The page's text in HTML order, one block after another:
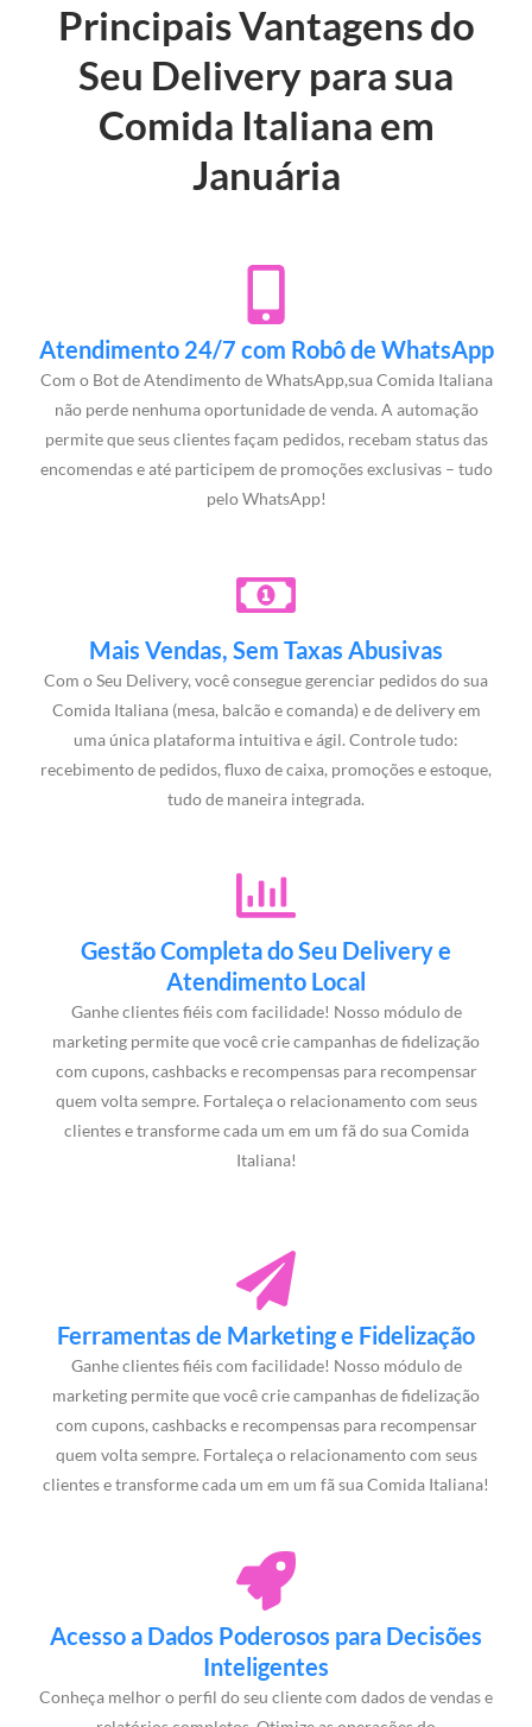
Principais Vantagens do
Seu Delivery para sua
Comida Italiana em
Januária
Atendimento 24/7 com Robô de WhatsApp
Com o Bot de Atendimento de WhatsApp,sua Comida Italiana
não perde nenhuma oportunidade de venda. A automação
permite que seus clientes façam pedidos, recebam status das
encomendas e até participem de promoções exclusivas – tudo
pelo WhatsApp!
Mais Vendas, Sem Taxas Abusivas
Com o Seu Delivery, você consegue gerenciar pedidos do sua
Comida Italiana (mesa, balcão e comanda) e de delivery em
uma única plataforma intuitiva e ágil. Controle tudo:
recebimento de pedidos, fluxo de caixa, promoções e estoque,
tudo de maneira integrada.
Gestão Completa do Seu Delivery e
Atendimento Local
Ganhe clientes fiéis com facilidade! Nosso módulo de
marketing permite que você crie campanhas de fidelização
com cupons, cashbacks e recompensas para recompensar
quem volta sempre. Fortaleça o relacionamento com seus
clientes e transforme cada um em um fã do sua Comida
Italiana!
Ferramentas de Marketing e Fidelização
Ganhe clientes fiéis com facilidade! Nosso módulo de
marketing permite que você crie campanhas de fidelização
com cupons, cashbacks e recompensas para recompensar
quem volta sempre. Fortaleça o relacionamento com seus
clientes e transforme cada um em um fã sua Comida Italiana!
Acesso a Dados Poderosos para Decisões
Inteligentes
Conheça melhor o perfil do seu cliente com dados de vendas e